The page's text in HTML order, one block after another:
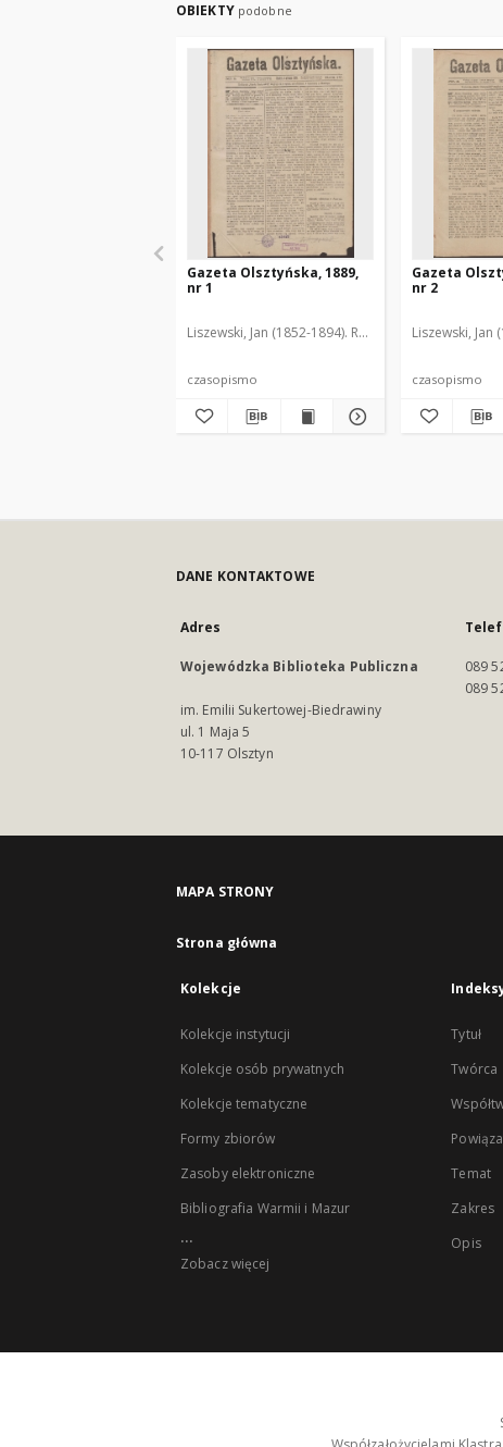
OBIEKTY podobne
Gazeta Olsztyńska, 1889,
nr 1
Liszewski, Jan (1852-1894). Red.
czasopismo
Gazeta
nr 2
Liszewski, Jan
czasopismo
DANE KONTAKTOWE
Adres
Wojewódzka Biblioteka Publiczna
im. Emilii Sukertowej-Biedrawiny
ul. 1 Maja 5
10-117 Olsztyn
089
089
MAPA STRONY
Strona główna
Kolekcje
Kolekcje instytucji
Kolekcje osób prywatnych
Kolekcje tematyczne
Formy zbiorów
Zasoby elektroniczne
Bibliografia Warmii i Mazur
...
Zobacz więcej
Tytuł
Twórca
Temat
Zakres
Opis